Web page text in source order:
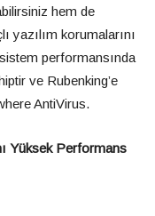
hem de
yazılım korumalarını
performansında
ve Rubenking’e
AntiVirus.
Yüksek Performans